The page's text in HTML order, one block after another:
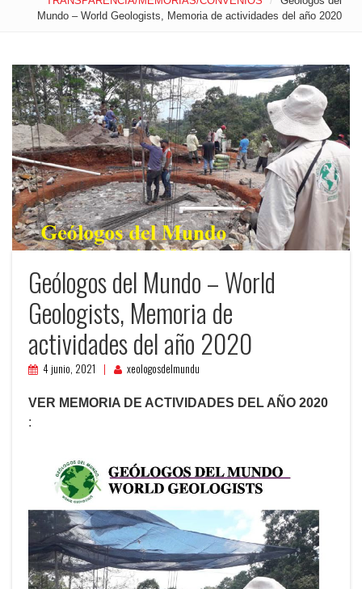
Mundo – World Geologists, Memoria de actividades del año 2020
Geólogos del Mundo – World
Geologists, Memoria de
actividades del año 2020
4 junio, 2021 xeologosdelmundu
VER MEMORIA DE ACTIVIDADES DEL AÑO 2020
: